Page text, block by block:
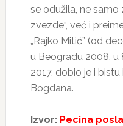
se odužila, ne samo
zvezde“, već i
„Rajko Mitić” (od
u Beogradu 2008, u
2017. dobio je i
Bogdana.
Izvor: Pecina posla